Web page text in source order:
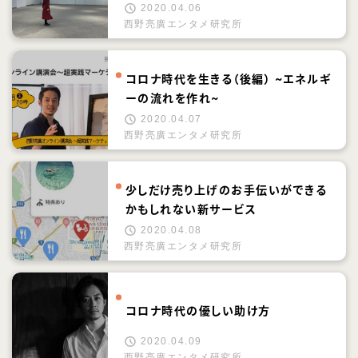
2020.04.06
西野亮廣エンタメ研究所
コロナ時代を生きる（後編） ~エネルギ
ーの流れを作れ~
2020.04.07
西野亮廣エンタメ研究所
少しだけ売り上げのお手伝いができる
かもしれない新サービス
2020.04.08
西野亮廣エンタメ研究所
コロナ時代の優しい助け方
2020.04.09